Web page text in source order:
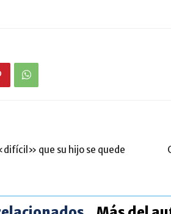
que su hijo se quede